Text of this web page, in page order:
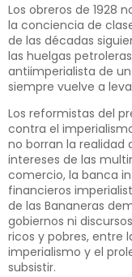
Los obreros de 1928
la conciencia de
de las décadas
las huelgas
antiimperialista de
siempre vuelve a
Los reformistas del
contra el
no borran la realidad
intereses de las
comercio, la banca
financieros
de las Bananeras
gobiernos ni
ricos y pobres, entre
imperialismo y el
subsistir.